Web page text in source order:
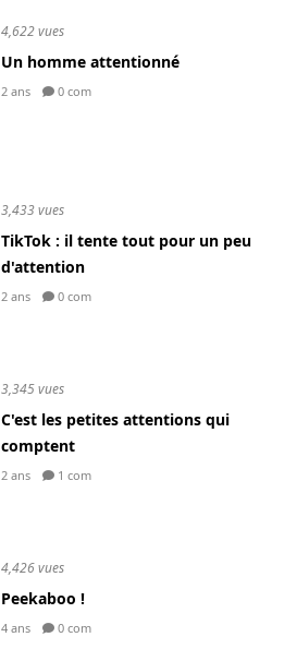
4,622 vues
Un homme attentionné
2 ans 0 com
3,433 vues
TikTok : il tente tout pour un peu
d'attention
2 ans 0 com
3,345 vues
C'est les petites attentions qui
comptent
2 ans 1 com
4,426 vues
Peekaboo !
4 ans 0 com